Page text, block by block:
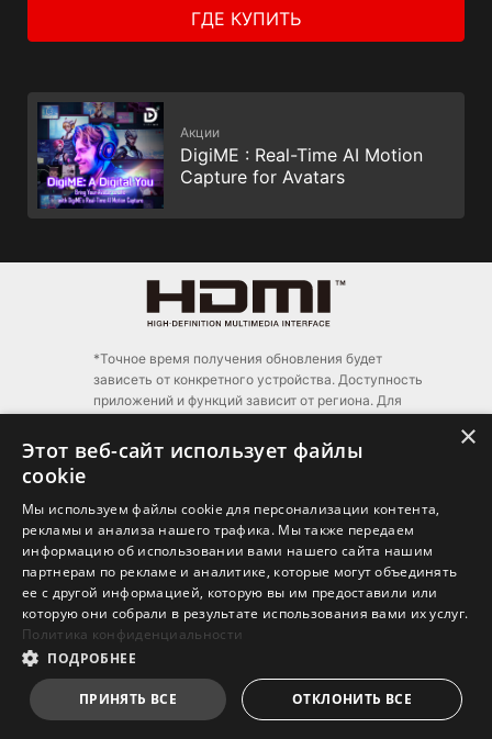
ГДЕ КУПИТЬ
Акции
DigiME : Real-Time AI Motion
Capture for Avatars
*Точное время получения обновления будет
зависеть от конкретного устройства. Доступность
приложений и функций зависит от региона. Для
определенного оборудования (см.
https://www.microsoft.com/ru-ru/windows/windows-11-
© AMD, логотип AMD со стрелкой, Radeon, FreeSync и
их сочетания – торговые марки компании Advanced
Micro Devices. DirectX и Microsoft –
зарегистрированные торговые марки корпорации
Microsoft в США и других странах. PCI Express –
зарегистрированная торговая марка корпорации
PCI-SIG. Vulkan и логотип Vulkan – торговые марки
компании Khronos Group. Другие названия продуктов
применяются только с целью идентификации и могут
являться торговыми марками соответствующих
компаний.
×
Этот веб-сайт использует файлы
cookie
Мы используем файлы cookie для персонализации контента,
рекламы и анализа нашего трафика. Мы также передаем
информацию об использовании вами нашего сайта нашим
партнерам по рекламе и аналитике, которые могут объединять
ее с другой информацией, которую вы им предоставили или
которую они собрали в результате использования вами их услуг.
Политика конфиденциальности
ПОДРОБНЕЕ
ПРИНЯТЬ ВСЕ ОТКЛОНИТЬ ВСЕ